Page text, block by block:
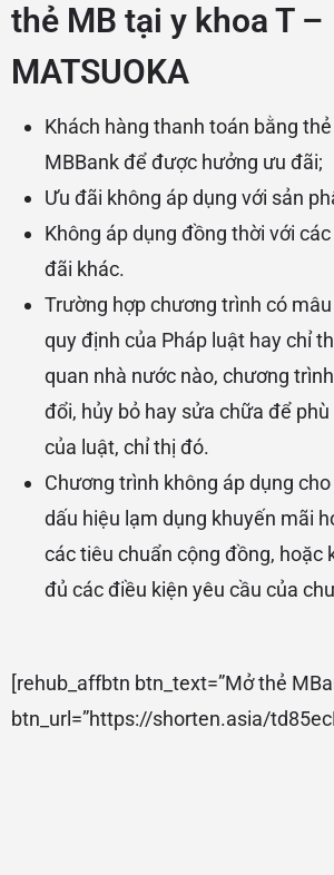
thẻ MB tại y khoa T –
MATSUOKA
Khách hàng thanh toán bằng
MBBank để được hưởng ưu đãi;
Ưu đãi không áp dụng với sản
Không áp dụng đồng thời với
đãi khác.
Trường hợp chương trình có
quy định của Pháp luật hay chỉ
quan nhà nước nào, chương
đổi, hủy bỏ hay sửa chữa để
của luật, chỉ thị đó.
Chương trình không áp dụng
dấu hiệu lạm dụng khuyến mãi
các tiêu chuẩn cộng đồng, hoặc
đủ các điều kiện yêu cầu của
[rehub_affbtn btn_text=”Mở thẻ
btn_url=”https://shorten.asia/